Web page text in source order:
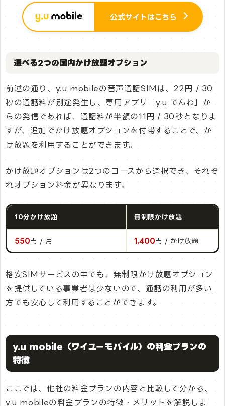
公式サイトはこちら
選べる2つの国内かけ放題オプション
前述の通り、y.u mobileの音声通話SIMは、22円 / 30
秒の通話料が別途発生し、専用アプリ「y.u でんわ」か
らの発信であれば、通話料が半額の11円 / 30秒となりま
すが、追加でかけ放題オプションを付帯することで、か
け放題を利用することができます。
かけ放題オプションは2つのコースから選択でき、それぞ
れオプション料金が異なります。
10分かけ放題 無制限かけ放題
550 円 / 月 1,400 円 / かけ放題
格安SIMサービスの中でも、無制限かけ放題オプション
を提供している事業者は少ないので、通話の利用が多い
方でも安心して利用することができます。
y.u mobile（ワイユーモバイル）の料金プランの
特徴
ここでは、他社の料金プランの内容と比較して分かる、
y.u mobileの料金プランの特徴・メリットを解説しま